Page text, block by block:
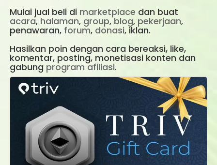
Mulai jual beli di marketplace dan buat
acara, halaman, group,blog, pekerjaan,
penawaran, forum, donasi, iklan.
Hasilkan poin dengan cara bereaksi, like,
komentar, posting, monetisasi konten dan
gabung program afiliasi.